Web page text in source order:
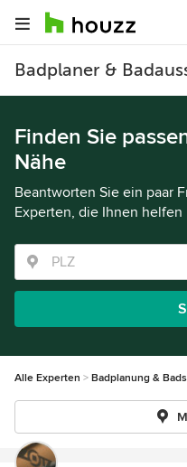
Badplaner &
Finden Sie
Nähe
Beantworten Sie ein paar
Experten, die Ihnen helfen
Alle Experten Badplanung &